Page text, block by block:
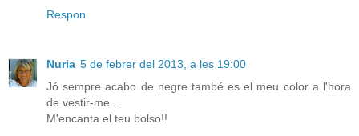
Respon
Nuria 5 de febrer del 2013, a les 19:00
Jó sempre acabo de negre també es el meu color a l'hora
de vestir-me...
M'encanta el teu bolso!!